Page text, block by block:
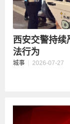
西安交警持续
法行为
城事 2026-07-27